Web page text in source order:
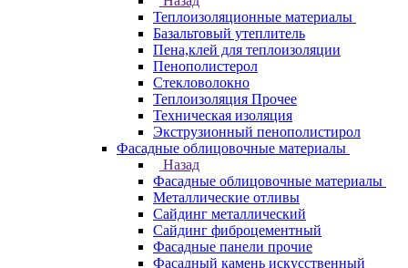
Теплоизоляционные материалы
Базальтовый утеплитель
Пена,клей для теплоизоляции
Пенополистерол
Стекловолокно
Теплоизоляция Прочее
Техническая изоляция
Экструзионный пенополистирол
Фасадные облицовочные материалы
Назад
Фасадные облицовочные материалы
Металлические отливы
Сайдинг металлический
Сайдинг фиброцементный
Фасадные панели прочие
Фасадный камень искусственный